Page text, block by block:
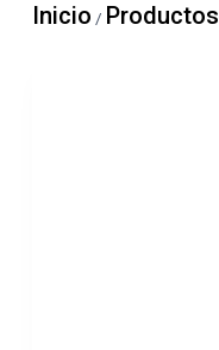
Inicio / Productos